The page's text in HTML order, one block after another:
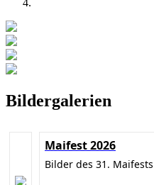
Bildergalerien
Maifest 2026
Bilder des 31.